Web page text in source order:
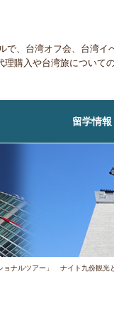
で、台湾オフ会、台湾イ
理購入や台湾旅について
留学情報
ョナルツアー」 ナイト九份観光